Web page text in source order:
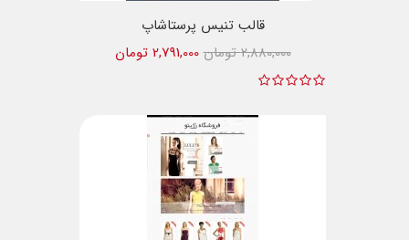
قالب تنیس پرستاشاپ
2,791,000 تومان
2,880,000 تومان